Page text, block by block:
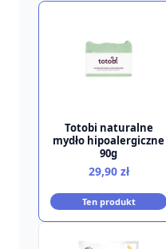
Totobi naturalne
mydło hipoalergiczne
90g
29,90 zł
Ten produkt